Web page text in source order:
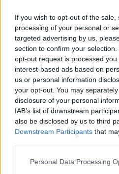
If you wish to opt-out of the
processing of your personal or
targeted advertising by us,
section to confirm your
opt-out request is processed
interest-based ads based on
us or personal information
your opt-out. You may
disclosure of your personal
IAB’s list of downstream
also be disclosed by us to third
Downstream Participants that
Personal Data Processing
Μπορεί μια πόλη να αλλάξει
η αρχιτεκτονική διαμορφώνουν